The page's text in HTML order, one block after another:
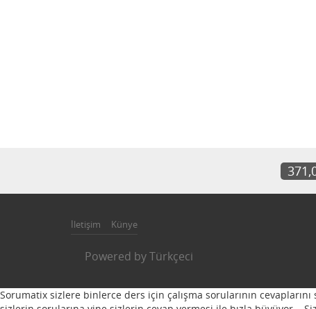
İletişim Künye
Powered byTürkçeci
Sorumatix sizlere binlerce ders için çalışma sorularının